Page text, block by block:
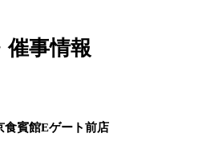
催事情報
食賓館Eゲート前店